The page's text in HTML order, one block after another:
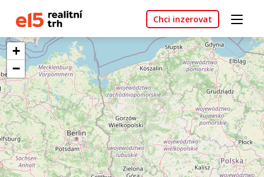
Chci inzerovat
+
−